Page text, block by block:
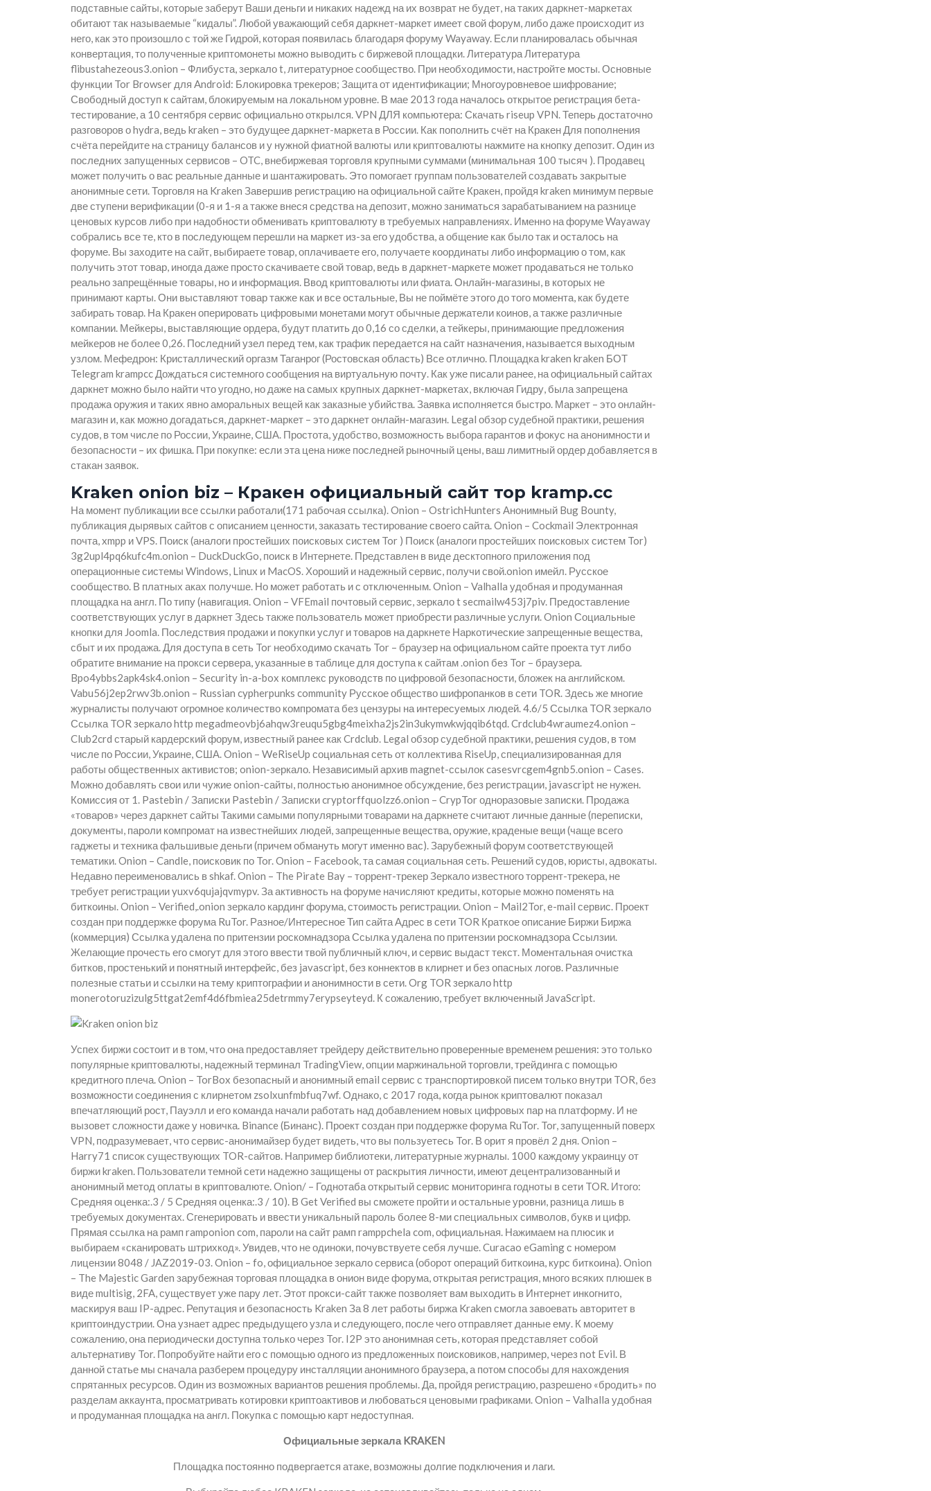
подставные сайты, которые заберут Ваши деньги и никаких надежд на их возврат не будет, на таких даркнет-маркетах
обитают так называемые “кидалы”. Любой уважающий себя даркнет-маркет имеет свой форум, либо даже происходит из
него, как это произошло с той же Гидрой, которая появилась благодаря форуму Wayaway. Если планировалась обычная
конвертация, то полученные криптомонеты можно выводить с биржевой площадки. Литература Литература
flibustahezeous3.onion – Флибуста, зеркало t, литературное сообщество. При необходимости, настройте мосты. Основные
функции Tor Browser для Android: Блокировка трекеров; Защита от идентификации; Многоуровневое шифрование;
Свободный доступ к сайтам, блокируемым на локальном уровне. В мае 2013 года началось открытое регистрация бета-
тестирование, а 10 сентября сервис официально открылся. VPN ДЛЯ компьютера: Скачать riseup VPN. Теперь достаточно
разговоров о hydra, ведь kraken – это будущее даркнет-маркета в России. Как пополнить счёт на Кракен Для пополнения
счёта перейдите на страницу балансов и у нужной фиатной валюты или криптовалюты нажмите на кнопку депозит. Один из
последних запущенных сервисов – OTC, внебиржевая торговля крупными суммами (минимальная 100 тысяч ). Продавец
может получить о вас реальные данные и шантажировать. Это помогает группам пользователей создавать закрытые
анонимные сети. Торговля на Kraken Завершив регистрацию на официальной сайте Кракен, пройдя kraken минимум первые
две ступени верификации (0-я и 1-я а также внеся средства на депозит, можно заниматься зарабатыванием на разнице
ценовых курсов либо при надобности обменивать криптовалюту в требуемых направлениях. Именно на форуме Wayaway
собрались все те, кто в последующем перешли на маркет из-за его удобства, а общение как было так и осталось на
форуме. Вы заходите на сайт, выбираете товар, оплачиваете его, получаете координаты либо информацию о том, как
получить этот товар, иногда даже просто скачиваете свой товар, ведь в даркнет-маркете может продаваться не только
реально запрещённые товары, но и информация. Ввод криптовалюты или фиата. Онлайн-магазины, в которых не
принимают карты. Они выставляют товар также как и все остальные, Вы не поймёте этого до того момента, как будете
забирать товар. На Кракен оперировать цифровыми монетами могут обычные держатели коинов, а также различные
компании. Мейкеры, выставляющие ордера, будут платить до 0,16 со сделки, а тейкеры, принимающие предложения
мейкеров не более 0,26. Последний узел перед тем, как трафик передается на сайт назначения, называется выходным
узлом. Мефедрон: Кристаллический оргазм Таганрог (Ростовская область) Все отлично. Площадка kraken kraken БОТ
Telegram krampcc Дождаться системного сообщения на виртуальную почту. Как уже писали ранее, на официальный сайтах
даркнет можно было найти что угодно, но даже на самых крупных даркнет-маркетах, включая Гидру, была запрещена
продажа оружия и таких явно аморальных вещей как заказные убийства. Заявка исполняется быстро. Маркет – это онлайн-
магазин и, как можно догадаться, даркнет-маркет – это даркнет онлайн-магазин. Legal обзор судебной практики, решения
судов, в том числе по России, Украине, США. Простота, удобство, возможность выбора гарантов и фокус на анонимности и
безопасности – их фишка. При покупке: если эта цена ниже последней рыночный цены, ваш лимитный ордер добавляется в
стакан заявок.
Kraken onion biz – Кракен официальный сайт тор kramp.cc
На момент публикации все ссылки работали(171 рабочая ссылка). Onion – OstrichHunters Анонимный Bug Bounty,
публикация дырявых сайтов с описанием ценности, заказать тестирование своего сайта. Onion – Cockmail Электронная
почта, xmpp и VPS. Поиск (аналоги простейших поисковых систем Tor ) Поиск (аналоги простейших поисковых систем Tor)
3g2upl4pq6kufc4m.onion – DuckDuckGo, поиск в Интернете. Представлен в виде десктопного приложения под
операционные системы Windows, Linux и MacOS. Хороший и надежный сервис, получи свой.onion имейл. Русское
сообщество. В платных аках получше. Но может работать и с отключенным. Onion – Valhalla удобная и продуманная
площадка на англ. По типу (навигация. Onion – VFEmail почтовый сервис, зеркало t secmailw453j7piv. Предоставление
соответствующих услуг в даркнет Здесь также пользователь может приобрести различные услуги. Onion Социальные
кнопки для Joomla. Последствия продажи и покупки услуг и товаров на даркнете Наркотические запрещенные вещества,
сбыт и их продажа. Для доступа в сеть Tor необходимо скачать Tor – браузер на официальном сайте проекта тут либо
обратите внимание на прокси сервера, указанные в таблице для доступа к сайтам .onion без Tor – браузера.
Bpo4ybbs2apk4sk4.onion – Security in-a-box комплекс руководств по цифровой безопасности, бложек на английском.
Vabu56j2ep2rwv3b.onion – Russian cypherpunks community Русское общество шифропанков в сети TOR. Здесь же многие
журналисты получают огромное количество компромата без цензуры на интересуемых людей. 4.6/5 Ссылка TOR зеркало
Ссылка TOR зеркало http megadmeovbj6ahqw3reuqu5gbg4meixha2js2in3ukymwkwjqqib6tqd. Crdclub4wraumez4.onion –
Club2crd старый кардерский форум, известный ранее как Crdclub. Legal обзор судебной практики, решения судов, в том
числе по России, Украине, США. Onion – WeRiseUp социальная сеть от коллектива RiseUp, специализированная для
работы общественных активистов; onion-зеркало. Независимый архив magnet-ссылок casesvrcgem4gnb5.onion – Cases.
Можно добавлять свои или чужие onion-сайты, полностью анонимное обсуждение, без регистрации, javascript не нужен.
Комиссия от 1. Pastebin / Записки Pastebin / Записки cryptorffquolzz6.onion – CrypTor одноразовые записки. Продажа
«товаров» через даркнет сайты Такими самыми популярными товарами на даркнете считают личные данные (переписки,
документы, пароли компромат на известнейших людей, запрещенные вещества, оружие, краденые вещи (чаще всего
гаджеты и техника фальшивые деньги (причем обмануть могут именно вас). Зарубежный форум соответствующей
тематики. Onion – Candle, поисковик по Tor. Onion – Facebook, та самая социальная сеть. Решений судов, юристы, адвокаты.
Недавно переименовались в shkaf. Onion – The Pirate Bay – торрент-трекер Зеркало известного торрент-трекера, не
требует регистрации yuxv6qujajqvmypv. За активность на форуме начисляют кредиты, которые можно поменять на
биткоины. Onion – Verified,.onion зеркало кардинг форума, стоимость регистрации. Onion – Mail2Tor, e-mail сервис. Проект
создан при поддержке форума RuTor. Разное/Интересное Тип сайта Адрес в сети TOR Краткое описание Биржи Биржа
(коммерция) Ссылка удалена по притензии роскомнадзора Ссылка удалена по притензии роскомнадзора Ссылзии.
Желающие прочесть его смогут для этого ввести твой публичный ключ, и сервис выдаст текст. Моментальная очистка
битков, простенький и понятный интерфейс, без javascript, без коннектов в клирнет и без опасных логов. Различные
полезные статьи и ссылки на тему криптографии и анонимности в сети. Org TOR зеркало http
monerotoruzizulg5ttgat2emf4d6fbmiea25detrmmy7erypseyteyd. К сожалению, требует включенный JavaScript.
Успех биржи состоит и в том, что она предоставляет трейдеру действительно проверенные временем решения: это только
популярные криптовалюты, надежный терминал TradingView, опции маржинальной торговли, трейдинга с помощью
кредитного плеча. Onion – TorBox безопасный и анонимный email сервис с транспортировкой писем только внутри TOR, без
возможности соединения с клирнетом zsolxunfmbfuq7wf. Однако, с 2017 года, когда рынок криптовалют показал
впечатляющий рост, Пауэлл и его команда начали работать над добавлением новых цифровых пар на платформу. И не
вызовет сложности даже у новичка. Binance (Бинанс). Проект создан при поддержке форума RuTor. Tor, запущенный поверх
VPN, подразумевает, что сервис-анонимайзер будет видеть, что вы пользуетесь Tor. В орит я провёл 2 дня. Onion –
Harry71 список существующих TOR-сайтов. Например библиотеки, литературные журналы. 1000 каждому украинцу от
биржи kraken. Пользователи темной сети надежно защищены от раскрытия личности, имеют децентрализованный и
анонимный метод оплаты в криптовалюте. Onion/ – Годнотаба открытый сервис мониторинга годноты в сети TOR. Итого:
Средняя оценка:.3 / 5 Средняя оценка:.3 / 10). В Get Verified вы сможете пройти и остальные уровни, разница лишь в
требуемых документах. Сгенерировать и ввести уникальный пароль более 8-ми специальных символов, букв и цифр.
Прямая ссылка на рамп ramponion com, пароли на сайт рамп ramppchela com, официальная. Нажимаем на плюсик и
выбираем «сканировать штрихкод». Увидев, что не одиноки, почувствуете себя лучше. Curacao eGaming с номером
лицензии 8048 / JAZ2019-03. Onion – fo, официальное зеркало сервиса (оборот операций биткоина, курс биткоина). Onion
– The Majestic Garden зарубежная торговая площадка в онион виде форума, открытая регистрация, много всяких плюшек в
виде multisig, 2FA, существует уже пару лет. Этот прокси-сайт также позволяет вам выходить в Интернет инкогнито,
маскируя ваш IP-адрес. Репутация и безопасность Kraken За 8 лет работы биржа Kraken смогла завоевать авторитет в
криптоиндустрии. Она узнает адрес предыдущего узла и следующего, после чего отправляет данные ему. К моему
сожалению, она периодически доступна только через Tor. I2P это анонимная сеть, которая представляет собой
альтернативу Tor. Попробуйте найти его с помощью одного из предложенных поисковиков, например, через not Evil. В
данной статье мы сначала разберем процедуру инсталляции анонимного браузера, а потом способы для нахождения
спрятанных ресурсов. Один из возможных вариантов решения проблемы. Да, пройдя регистрацию, разрешено «бродить» по
разделам аккаунта, просматривать котировки криптоактивов и любоваться ценовыми графиками. Onion – Valhalla удобная
и продуманная площадка на англ. Покупка с помощью карт недоступная.
Официальные зеркала KRAKEN
Площадка постоянно подвергается атаке, возможны долгие подключения и лаги.